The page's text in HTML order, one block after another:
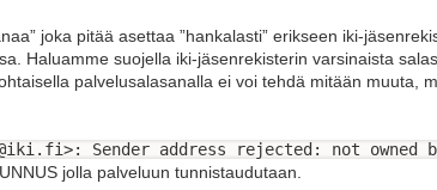
joka pitää asettaa ”hankalasti” erikseen iki-
Haluamme suojella iki-jäsenrekisterin varsinaista
palvelusalasanalla ei voi tehdä mitään muuta,
Sender address rejected: not owned
jolla palveluun tunnistaudutaan.